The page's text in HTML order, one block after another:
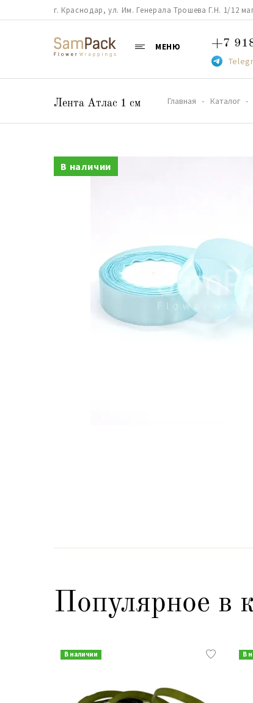
г. Краснодар, ул. Им. Генерала Трошева Г.Н. 1/12
МЕНЮ +7
Лента Атлас 1 см Главная Каталог
В наличии
Популярное в
В наличии В